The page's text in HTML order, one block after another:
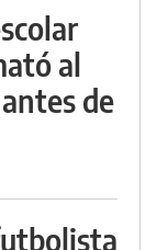
al
de